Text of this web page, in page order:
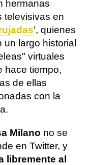
hermanas
televisivas en
', quienes
un largo historial
virtuales
hace tiempo,
de ellas
con la
Milano no se
en Twitter, y
libremente al